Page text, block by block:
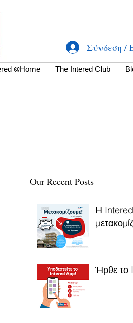
Σύνδεση /
@Home The Intered Club
Our Recent Posts
Η
Ήρθε το